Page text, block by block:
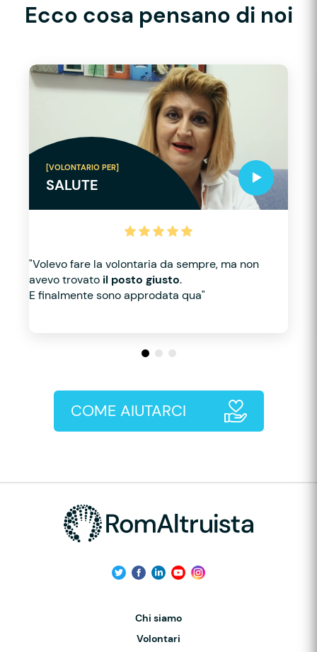
Ecco cosa pensano di noi
[VOLONTARIO PER]
SALUTE
"Volevo fare la volontaria da sempre, ma non
avevo trovato il posto giusto.
E finalmente sono approdata qua"
COME AIUTARCI
Chi siamo
Volontari